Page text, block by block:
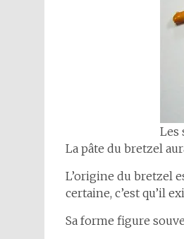
Les
La pâte du bretzel
L’origine du bretzel
certaine, c’est qu’il
Sa forme figure